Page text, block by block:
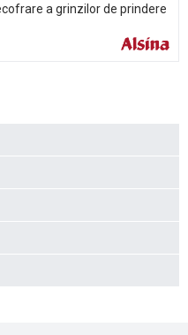
a grinzilor de prindere